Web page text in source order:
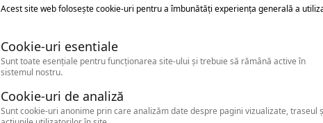
Acest site web folosește cookie-uri pentru a îmbunătăți experiența generală a
Cookie-uri esentiale
Sunt toate esențiale pentru funcționarea site-ului și trebuie să rămână active în
sistemul nostru.
Cookie-uri de analiză
Sunt cookie-uri anonime prin care analizăm date despre pagini vizualizate, traseul